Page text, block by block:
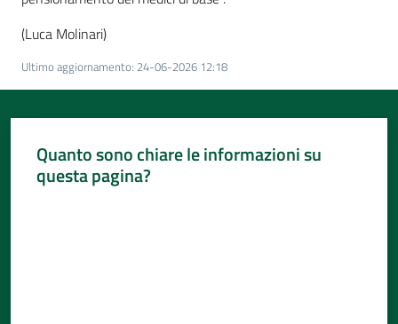
(Luca Molinari)
Ultimo aggiornamento: 24-06-2026 12:18
Quanto sono chiare le informazioni su
questa pagina?